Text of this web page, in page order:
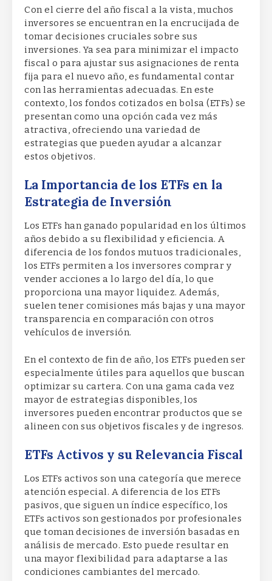
Con el cierre del año fiscal a la vista, muchos
inversores se encuentran en la encrucijada de
tomar decisiones cruciales sobre sus
inversiones. Ya sea para minimizar el impacto
fiscal o para ajustar sus asignaciones de renta
fija para el nuevo año, es fundamental contar
con las herramientas adecuadas. En este
contexto, los fondos cotizados en bolsa (ETFs) se
presentan como una opción cada vez más
atractiva, ofreciendo una variedad de
estrategias que pueden ayudar a alcanzar
estos objetivos.
La Importancia de los ETFs en la
Estrategia de Inversión
Los ETFs han ganado popularidad en los últimos
años debido a su flexibilidad y eficiencia. A
diferencia de los fondos mutuos tradicionales,
los ETFs permiten a los inversores comprar y
vender acciones a lo largo del día, lo que
proporciona una mayor liquidez. Además,
suelen tener comisiones más bajas y una mayor
transparencia en comparación con otros
vehículos de inversión.
En el contexto de fin de año, los ETFs pueden ser
especialmente útiles para aquellos que buscan
optimizar su cartera. Con una gama cada vez
mayor de estrategias disponibles, los
inversores pueden encontrar productos que se
alineen con sus objetivos fiscales y de ingresos.
ETFs Activos y su Relevancia Fiscal
Los ETFs activos son una categoría que merece
atención especial. A diferencia de los ETFs
pasivos, que siguen un índice específico, los
ETFs activos son gestionados por profesionales
que toman decisiones de inversión basadas en
análisis de mercado. Esto puede resultar en
una mayor flexibilidad para adaptarse a las
condiciones cambiantes del mercado.